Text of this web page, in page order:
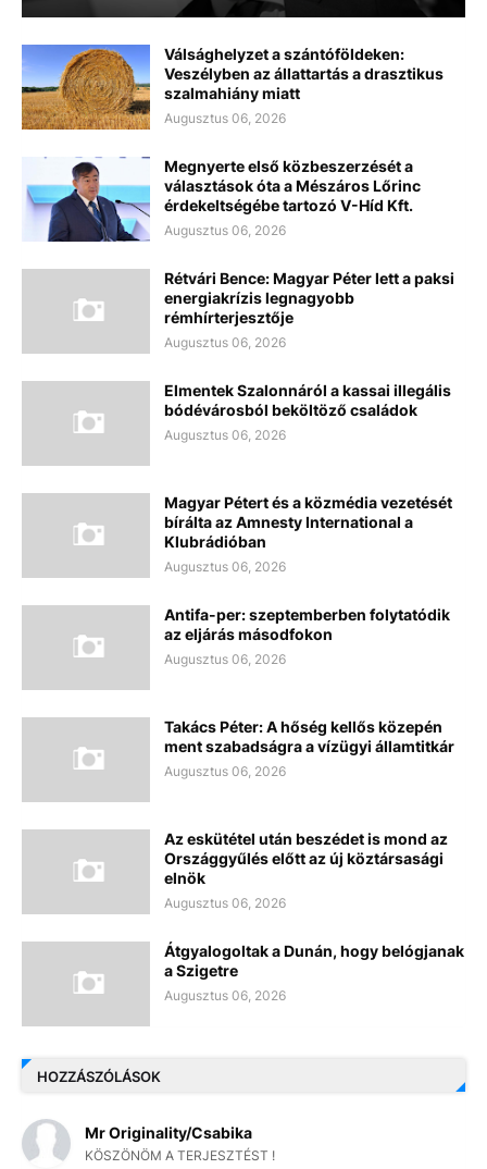
Válsághelyzet a szántóföldeken:
Veszélyben az állattartás a drasztikus
szalmahiány miatt
Augusztus 06, 2026
Megnyerte első közbeszerzését a
választások óta a Mészáros Lőrinc
érdekeltségébe tartozó V-Híd Kft.
Augusztus 06, 2026
Rétvári Bence: Magyar Péter lett a paksi
energiakrízis legnagyobb
rémhírterjesztője
Augusztus 06, 2026
Elmentek Szalonnáról a kassai illegális
bódévárosból beköltöző családok
Augusztus 06, 2026
Magyar Pétert és a közmédia vezetését
bírálta az Amnesty International a
Klubrádióban
Augusztus 06, 2026
Antifa-per: szeptemberben folytatódik
az eljárás másodfokon
Augusztus 06, 2026
Takács Péter: A hőség kellős közepén
ment szabadságra a vízügyi államtitkár
Augusztus 06, 2026
Az eskütétel után beszédet is mond az
Országgyűlés előtt az új köztársasági
elnök
Augusztus 06, 2026
Átgyalogoltak a Dunán, hogy belógjanak
a Szigetre
Augusztus 06, 2026
HOZZÁSZÓLÁSOK
Mr Originality/Csabika
KÖSZÖNÖM A TERJESZTÉST !